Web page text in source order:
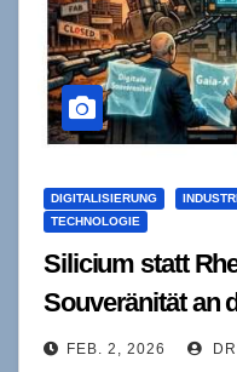
DIGITALISIERUNG
TECHNOLOGIE
Silicium statt
Souveränität an
FEB. 2, 2026